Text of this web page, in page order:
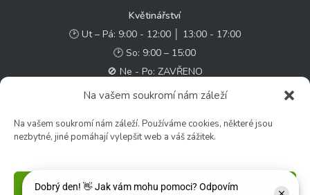
Na vašem soukromí nám záleží
Na vašem soukromí nám záleží. Používáme cookies, některé jsou
nezbytné, jiné pomáhají vylepšit web a váš zážitek.
Příjmout
Květinářství
🕑 Ut – Pá: 9:00 - 12:00 │ 13:00 - 17:00
🕑 So: 9:00 – 15:00
🚫 Ne - Po: ZAVŘENO
✉️ e-shop@zcstrakovo.cz